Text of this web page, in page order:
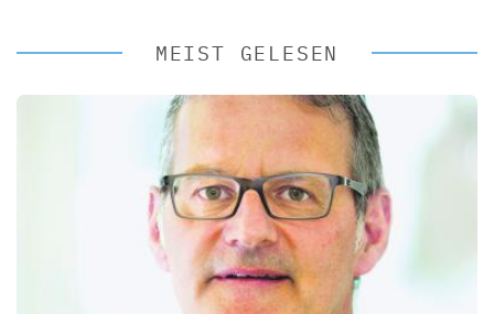
MEIST GELESEN